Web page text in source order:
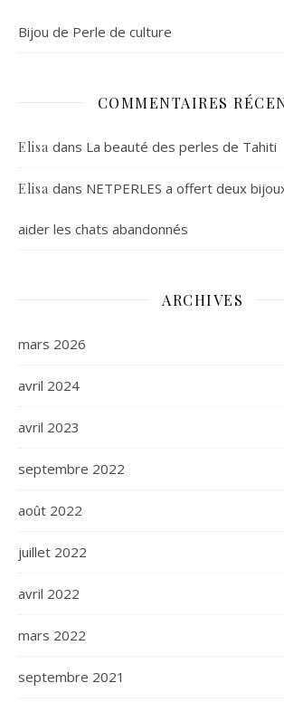
Bijou de Perle de culture
COMMENTAIRES
Elisa dans La beauté des perles de Tahiti
Elisa dans NETPERLES a offert deux
aider les chats abandonnés
ARCHIVES
mars 2026
avril 2024
avril 2023
septembre 2022
août 2022
juillet 2022
avril 2022
mars 2022
septembre 2021